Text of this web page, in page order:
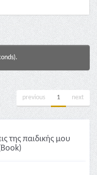
previous 1 next
της παιδικής μου